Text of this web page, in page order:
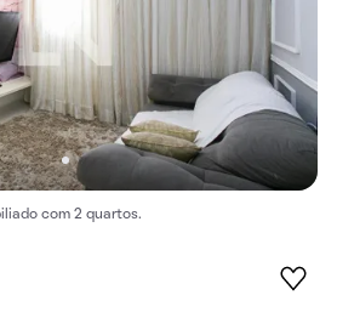
com 2 quartos.